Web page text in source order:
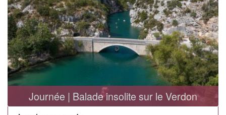
Journée | Balade insolite sur le Verdon